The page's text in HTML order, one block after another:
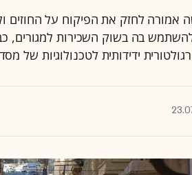
אמורה לחזק את הפיקוח על החוזים
ידידותית לטכנולוגיות של